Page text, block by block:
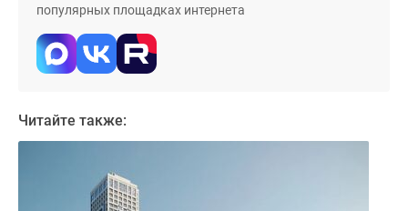
Москве
Новостройки
премиум-
бизнес-
класса
популярных площадках интернета
Читайте также: